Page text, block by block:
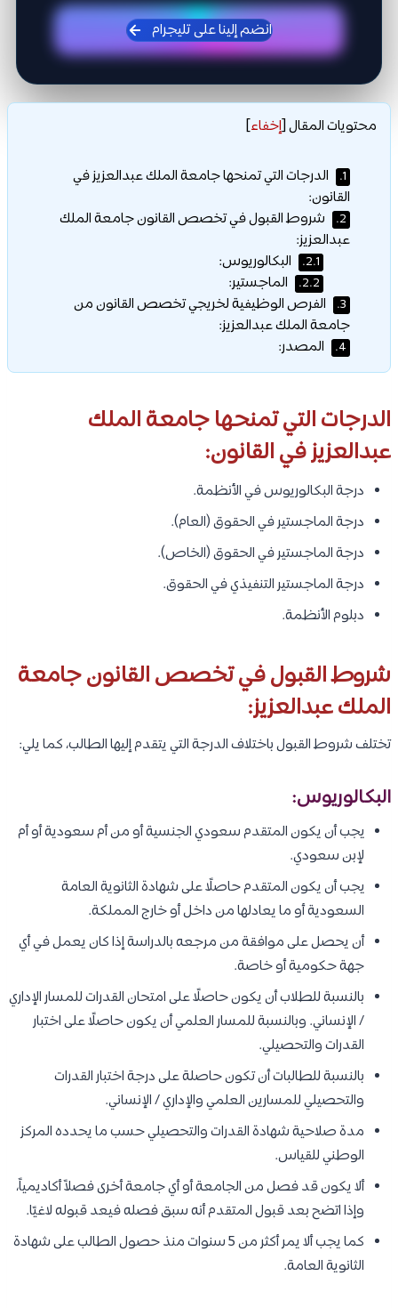
انضم إلينا على تليجرام
محتويات المقال[إخفاء]
1.
الدرجات التي تمنحها جامعة الملك عبدالعزيز في
القانون:
2.
شروط القبول في تخصص القانون جامعة الملك
عبدالعزيز:
2.1. البكالوريوس:
2.2. الماجستير:
3.
الفرص الوظيفية لخريجي تخصص القانون من
جامعة الملك عبدالعزيز:
4. المصدر:
الدرجات التي تمنحها جامعة الملك
عبدالعزيز في القانون:
درجة البكالوريوس في الأنظمة.
درجة الماجستير في الحقوق (العام).
درجة الماجستير في الحقوق (الخاص).
درجة الماجستير التنفيذي في الحقوق.
دبلوم الأنظمة.
شروط القبول في تخصص القانون جامعة
الملك عبدالعزيز:
تختلف شروط القبول باختلاف الدرجة التي يتقدم إليها الطالب، كما يلي:
البكالوريوس:
يجب أن يكون المتقدم سعودي الجنسية أو من أم سعودية أو أم
لإبن سعودي.
يجب أن يكون المتقدم حاصلًا على شهادة الثانوية العامة
السعودية أو ما يعادلها من داخل أو خارج المملكة.
أن يحصل على موافقة من مرجعه بالدراسة إذا كان يعمل في أي
جهة حكومية أو خاصة.
بالنسبة للطلاب أن يكون حاصلًا على امتحان القدرات للمسار الإداري
/ الإنساني. وبالنسبة للمسار العلمي أن يكون حاصلًا على اختبار
القدرات والتحصيلي.
بالنسبة للطالبات أن تكون حاصلة على درجة اختبار القدرات
والتحصيلي للمسارين العلمي والإداري / الإنساني.
مدة صلاحية شهادة القدرات والتحصيلي حسب ما يحدده المركز
الوطني للقياس.
ألا يكون قد فصل من الجامعة أو أي جامعة أخرى فصلاً أكاديمياً،
وإذا اتضح بعد قبول المتقدم أنه سبق فصله فيعد قبوله لاغيًا.
كما يجب ألا يمر أكثر من 5 سنوات منذ حصول الطالب على شهادة
الثانوية العامة.